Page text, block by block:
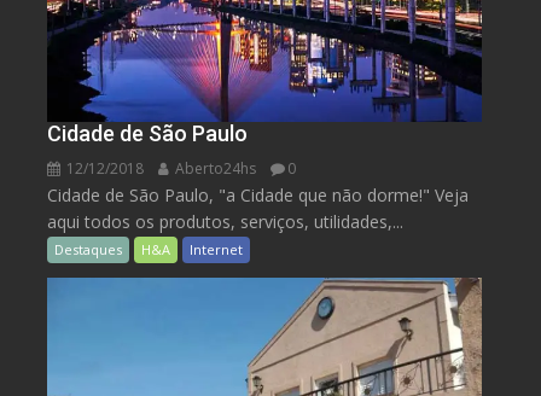
Cidade de São Paulo
12/12/2018 Aberto24hs 0
Cidade de São Paulo, "a Cidade que não dorme!" Veja
aqui todos os produtos, serviços, utilidades,...
Destaques H&A Internet